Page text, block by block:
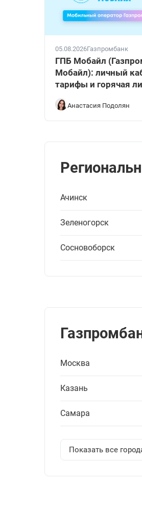
05.08.2026Газпромбанк
ГПБ Мобайл
Мобайл): личный
тарифы и горячая
Анастасия Подолян
Ачинск
Зеленогорск
Сосновоборск
Москва
Казань
Самара
Показать все